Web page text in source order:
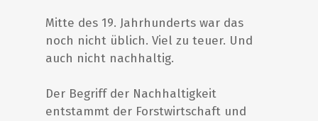
Mitte des 19. Jahrhunderts war das
noch nicht üblich. Viel zu teuer. Und
auch nicht nachhaltig.
Der Begriff der Nachhaltigkeit
entstammt der Forstwirtschaft und